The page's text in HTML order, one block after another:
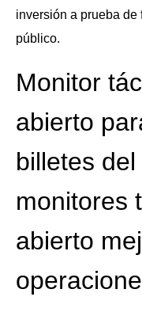
inversión a prueba de
público.
Monitor
abierto
billetes
monitores
abierto